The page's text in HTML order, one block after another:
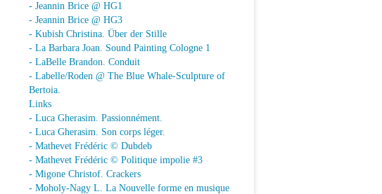
- Jeannin Brice @ HG1
- Jeannin Brice @ HG3
- Kubish Christina. Über der Stille
- La Barbara Joan. Sound Painting Cologne 1
- LaBelle Brandon. Conduit
- Labelle/Roden @ The Blue Whale-Sculpture of
Bertoia.
Links
- Luca Gherasim. Passionnément.
- Luca Gherasim. Son corps léger.
- Mathevet Frédéric © Dubdeb
- Mathevet Frédéric © Politique impolie #3
- Migone Christof. Crackers
- Moholy-Nagy L. La Nouvelle forme en musique